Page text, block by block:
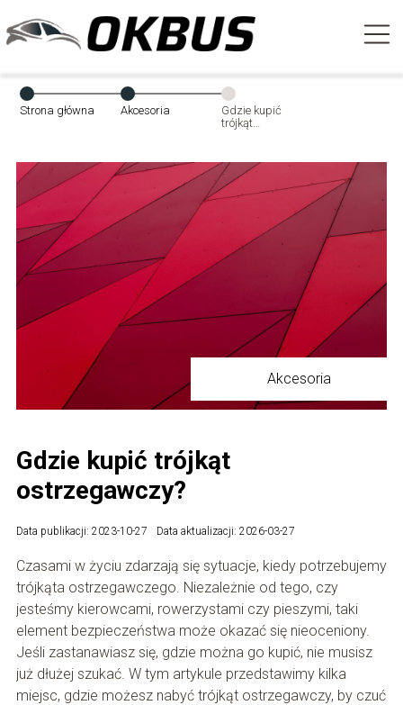
Strona główna Akcesoria
Gdzie kupić
trójkąt
Akcesoria
Gdzie kupić trójkąt
ostrzegawczy?
Data publikacji: 2023-10-27 Data aktualizacji: 2026-03-27
Czasami w życiu zdarzają się sytuacje, kiedy potrzebujemy
trójkąta ostrzegawczego. Niezależnie od tego, czy
jesteśmy kierowcami, rowerzystami czy pieszymi, taki
element bezpieczeństwa może okazać się nieoceniony.
Jeśli zastanawiasz się, gdzie można go kupić, nie musisz
już dłużej szukać. W tym artykule przedstawimy kilka
miejsc, gdzie możesz nabyć trójkąt ostrzegawczy, by czuć